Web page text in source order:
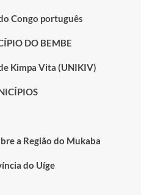
Congo português
DO BEMBE
Kimpa Vita (UNIKIV)
a Região do Mukaba
do Uíge